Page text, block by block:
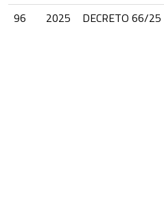
96
2025 DECRETO 66/25